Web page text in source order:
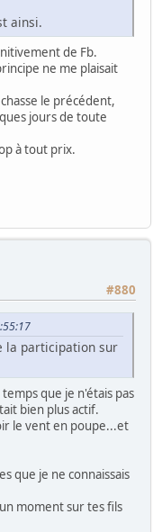
ainsi.
de Fb.
ne me plaisait
le précédent,
jours de toute
à tout prix.
#880
la participation sur
que je n'étais pas
bien plus actif.
le vent en poupe...et
que je ne connaissais
moment sur tes fils